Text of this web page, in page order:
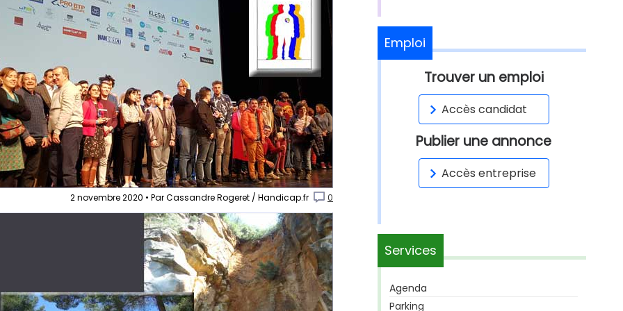
2 novembre 2020 • Par Cassandre Rogeret / Handicap.fr 0
Emploi
Trouver un emploi
Accès candidat
Publier une annonce
Accès entreprise
Services
Agenda
Parking